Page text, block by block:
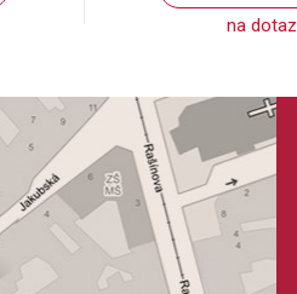
na dotaz